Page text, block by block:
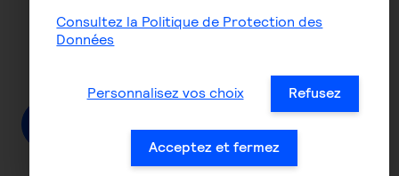
Consultez la Politique de Protection des
Données
Personnalisez vos choix Refusez
Acceptez et fermez